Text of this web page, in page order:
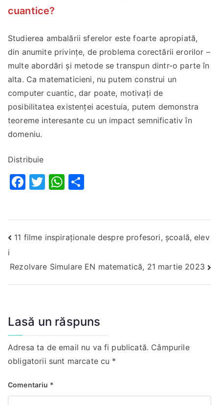
cuantice?
Studierea ambalării sferelor este foarte apropiată,
din anumite privințe, de problema corectării erorilor –
multe abordări și metode se transpun dintr-o parte în
alta. Ca matematicieni, nu putem construi un
computer cuantic, dar poate, motivați de
posibilitatea existenței acestuia, putem demonstra
teoreme interesante cu un impact semnificativ în
domeniu.
Distribuie
F
e
b
o
o
k
T
r
W
A
p
p
a
z
ă
11 filme inspiraționale despre profesori, școală, elev
i
Rezolvare Simulare EN matematică, 21 martie 2023
Lasă un răspuns
Adresa ta de email nu va fi publicată. Câmpurile
obligatorii sunt marcate cu *
Comentariu *